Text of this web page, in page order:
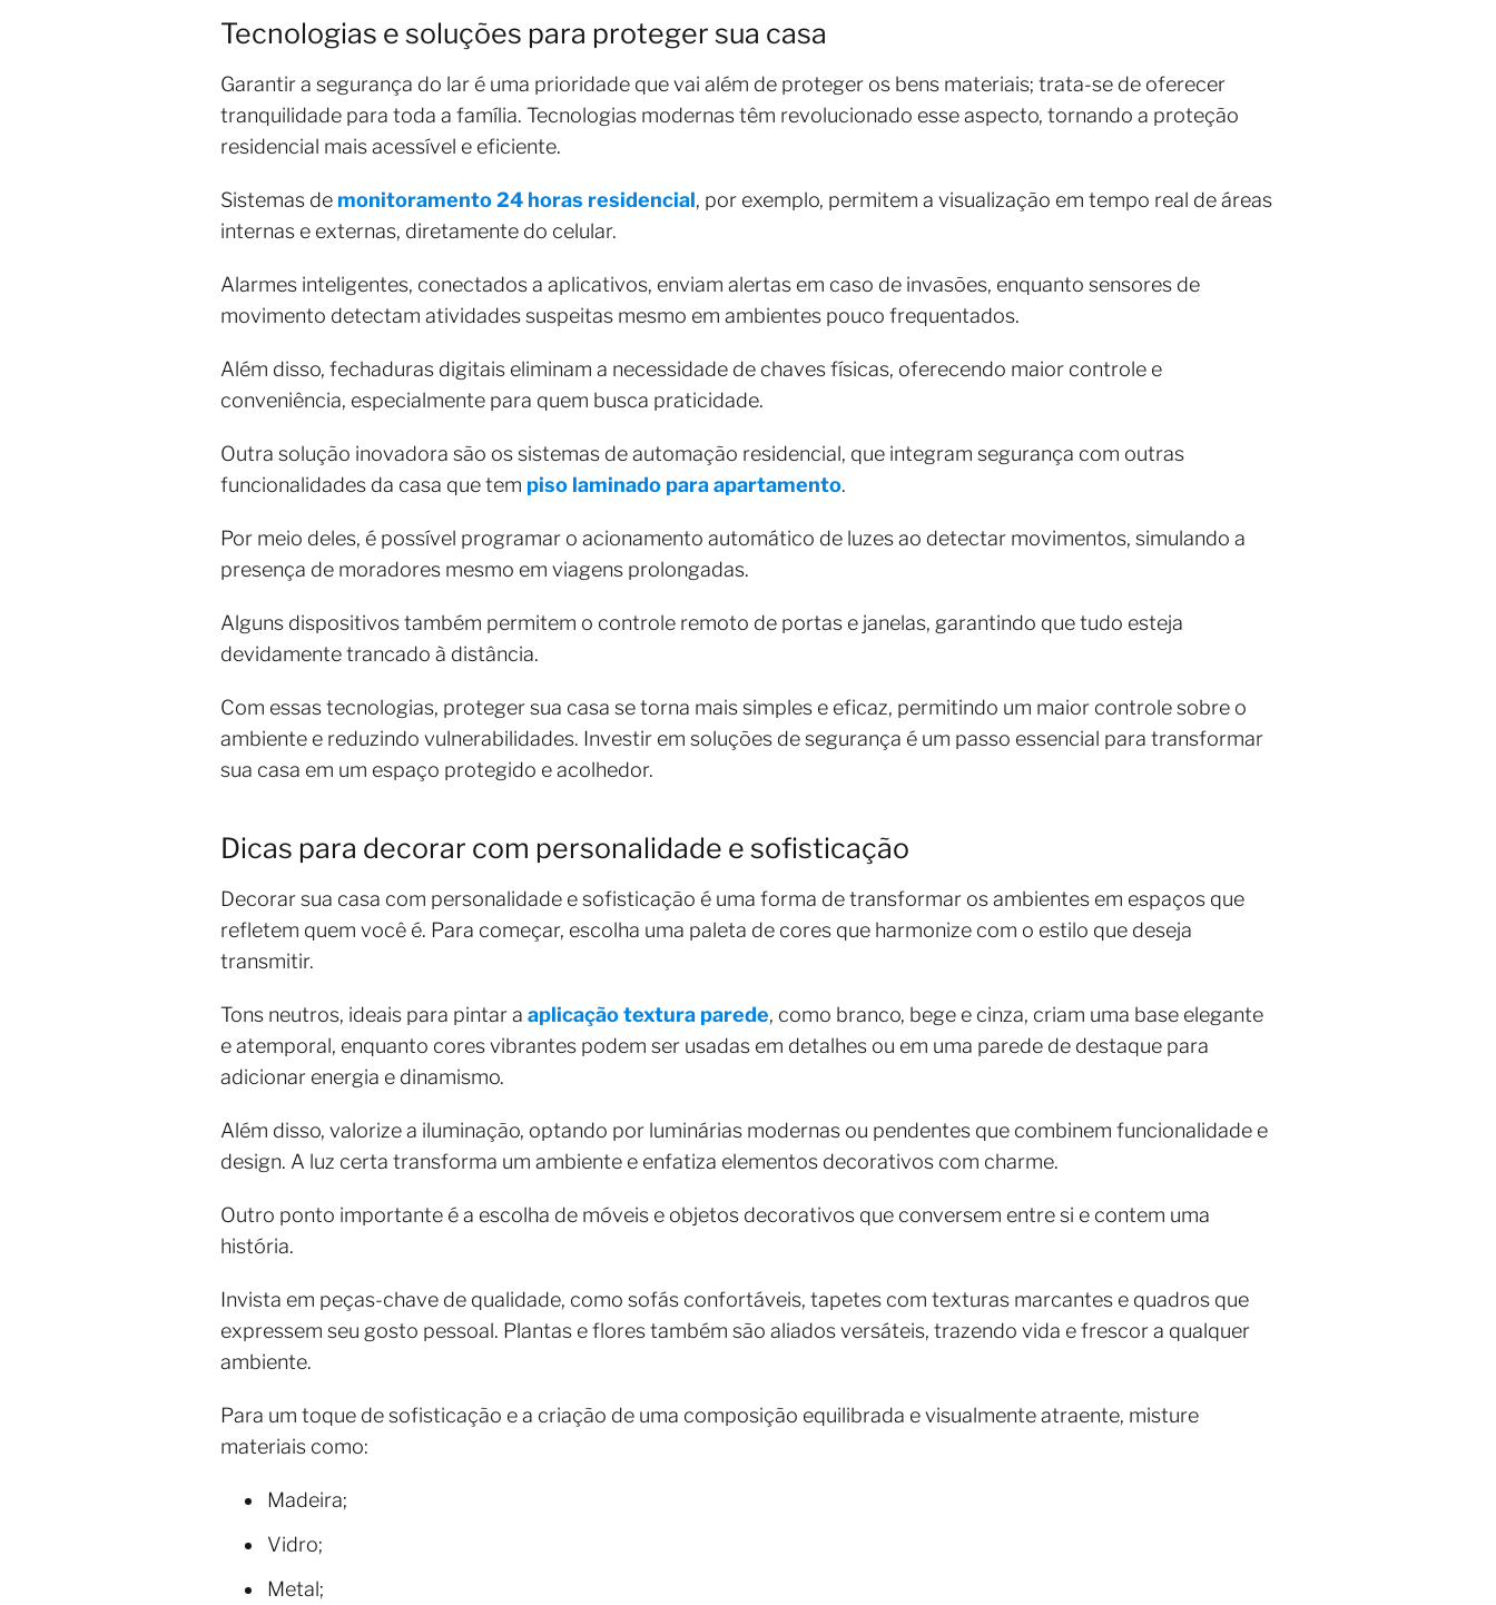
Tecnologias e soluções para proteger sua casa
Garantir a segurança do lar é uma prioridade que vai além de proteger os bens materiais; trata-se de oferecer
tranquilidade para toda a família. Tecnologias modernas têm revolucionado esse aspecto, tornando a proteção
residencial mais acessível e eficiente.
Sistemas de monitoramento 24 horas residencial, por exemplo, permitem a visualização em tempo real de áreas
internas e externas, diretamente do celular.
Alarmes inteligentes, conectados a aplicativos, enviam alertas em caso de invasões, enquanto sensores de
movimento detectam atividades suspeitas mesmo em ambientes pouco frequentados.
Além disso, fechaduras digitais eliminam a necessidade de chaves físicas, oferecendo maior controle e
conveniência, especialmente para quem busca praticidade.
Outra solução inovadora são os sistemas de automação residencial, que integram segurança com outras
funcionalidades da casa que tem piso laminado para apartamento.
Por meio deles, é possível programar o acionamento automático de luzes ao detectar movimentos, simulando a
presença de moradores mesmo em viagens prolongadas.
Alguns dispositivos também permitem o controle remoto de portas e janelas, garantindo que tudo esteja
devidamente trancado à distância.
Com essas tecnologias, proteger sua casa se torna mais simples e eficaz, permitindo um maior controle sobre o
ambiente e reduzindo vulnerabilidades. Investir em soluções de segurança é um passo essencial para transformar
sua casa em um espaço protegido e acolhedor.
Dicas para decorar com personalidade e sofisticação
Decorar sua casa com personalidade e sofisticação é uma forma de transformar os ambientes em espaços que
refletem quem você é. Para começar, escolha uma paleta de cores que harmonize com o estilo que deseja
transmitir.
Tons neutros, ideais para pintar a aplicação textura parede, como branco, bege e cinza, criam uma base elegante
e atemporal, enquanto cores vibrantes podem ser usadas em detalhes ou em uma parede de destaque para
adicionar energia e dinamismo.
Além disso, valorize a iluminação, optando por luminárias modernas ou pendentes que combinem funcionalidade e
design. A luz certa transforma um ambiente e enfatiza elementos decorativos com charme.
Outro ponto importante é a escolha de móveis e objetos decorativos que conversem entre si e contem uma
história.
Invista em peças-chave de qualidade, como sofás confortáveis, tapetes com texturas marcantes e quadros que
expressem seu gosto pessoal. Plantas e flores também são aliados versáteis, trazendo vida e frescor a qualquer
ambiente.
Para um toque de sofisticação e a criação de uma composição equilibrada e visualmente atraente, misture
materiais como:
Madeira;
Vidro;
Metal;